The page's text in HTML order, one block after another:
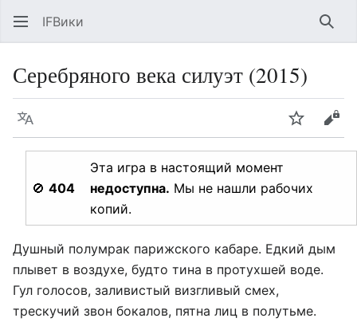
IFВики
Серебряного века силуэт (2015)
Язык Следить
🚫 404
Эта игра в настоящий момент
недоступна. Мы не нашли рабочих
копий.
Душный полумрак парижского кабаре. Едкий дым
плывет в воздухе, будто тина в протухшей воде.
Гул голосов, заливистый визгливый смех,
трескучий звон бокалов, пятна лиц в полутьме.